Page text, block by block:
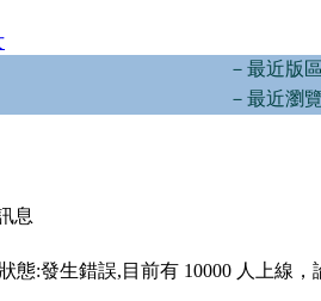
－最近版
－最近瀏
息
態:發生錯誤,目前有 10000 人上線